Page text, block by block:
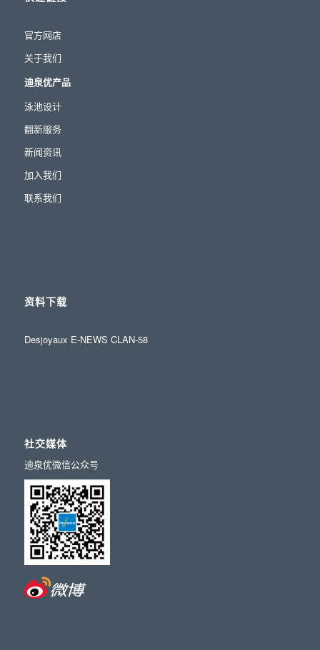
官方网店
关于我们
迪泉优产品
泳池设计
翻新服务
新闻资讯
加入我们
联系我们
资料下载
Desjoyaux E-NEWS CLAN-58
社交媒体
迪泉优微信公众号